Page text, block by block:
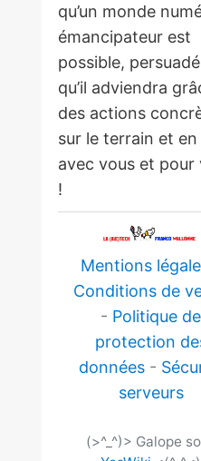
qu’un monde
émancipateur est
possible,
qu’il adviendra
des actions
sur le terrain et
avec vous et pour
!
Mentions
Conditions de
- Politique de
protection
données-
serveurs
(>^_^)> Galope